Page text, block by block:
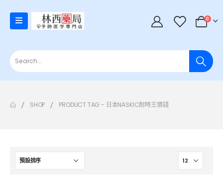
0
SHOP PRODUCT TAG - 日本NASKIC耐時王價錢